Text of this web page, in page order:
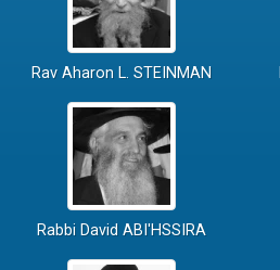
Rav Aharon L. STEINMAN
Rabbi David ABI'HSSIRA